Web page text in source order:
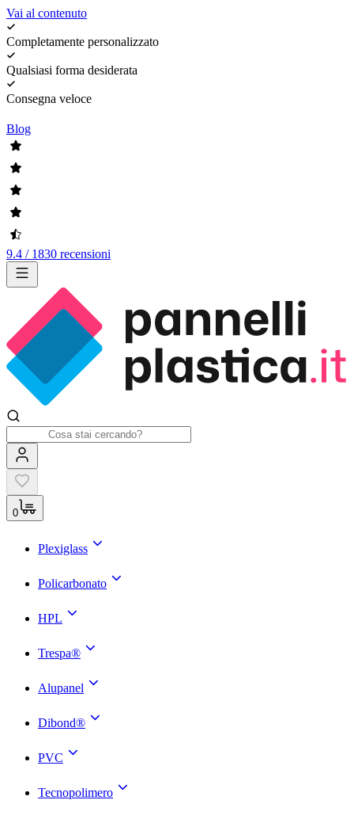
Vai al contenuto
Completamente personalizzato
Qualsiasi forma desiderata
Consegna veloce
Blog
9.4 / 1830 recensioni
0
Plexiglass
Policarbonato
HPL
Trespa®
Alupanel
Dibond®
PVC
Tecnopolimero